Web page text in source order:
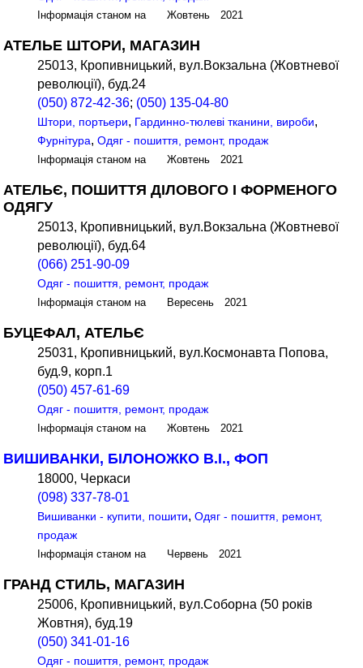
Інформація станом на Жовтень 2021
АТЕЛЬЕ ШТОРИ, МАГАЗИН
25013, Кропивницький, вул.Вокзальна (Жовтневої
революції), буд.24
(050) 872-42-36; (050) 135-04-80
Штори, портьери, Гардинно-тюлеві тканини, вироби,
Фурнітура,Одяг - пошиття, ремонт, продаж
Інформація станом на Жовтень 2021
АТЕЛЬЄ, ПОШИТТЯ ДІЛОВОГО І ФОРМЕНОГО
ОДЯГУ
25013, Кропивницький, вул.Вокзальна (Жовтневої
революції), буд.64
(066) 251-90-09
Одяг - пошиття, ремонт, продаж
Інформація станом на Вересень 2021
БУЦЕФАЛ, АТЕЛЬЄ
25031, Кропивницький, вул.Космонавта Попова,
буд.9, корп.1
(050) 457-61-69
Одяг - пошиття, ремонт, продаж
Інформація станом на Жовтень 2021
ВИШИВАНКИ, БІЛОНОЖКО В.І., ФОП
18000, Черкаси
(098) 337-78-01
Вишиванки - купити, пошити,Одяг - пошиття, ремонт,
продаж
Інформація станом на Червень 2021
ГРАНД СТИЛЬ, МАГАЗИН
25006, Кропивницький, вул.Соборна (50 років
Жовтня), буд.19
(050) 341-01-16
Одяг - пошиття, ремонт, продаж